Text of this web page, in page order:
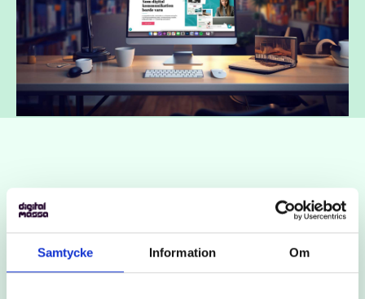
Samtycke Information Om
+46%